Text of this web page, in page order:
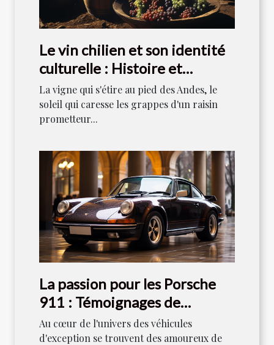
Le vin chilien et son identité
culturelle : Histoire et
tradition
La vigne qui s'étire au pied des Andes, le
soleil qui caresse les grappes d'un raisin
prometteur...
La passion pour les Porsche
911 : Témoignages de
collectionneurs
Au cœur de l'univers des véhicules
d'exception se trouvent des amoureux de